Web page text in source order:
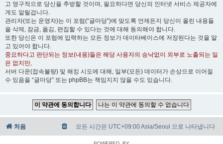
고 영구적으로 당신을 추방할 것이며, 필요하다면 당신의 인터넷 서비스 제공자에
게도 알릴겁니다.
관리자(또는 운영자)는 이 포럼(“글마당”)에 맞도록 언제든지 당신이 올린 내용들
을 삭제, 잠금, 옮김, 편집할 수 있다는 것에 대해 동의해야 합니다.
또한 당신은 이 포럼에 입력하는 모든 정보가 데이타베이스에 저장된다는 것을 알
고 있어야 합니다.
중요하다고 판단되는 정보(내용)들은 해당 사용자의 승낙없이 외부로 노출되는 일
은 없지만,
서버 다운(접속불량) 및 해킹 시도에 대해, 일부(모든) 데이터가 손상으로 이어질
수 있음을 “글마당” 또는 phpBB는 책임지지 않을 수도 있습니다.
처음 모든 시간은 UTC+09:00 Asia/Seoul 으로 나타냅니다